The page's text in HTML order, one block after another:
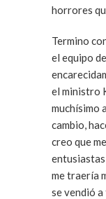
horrores
Termino con
el equipo
el ministro
muchísimo a Fon
cambio,
creo que
me traería
se vendió